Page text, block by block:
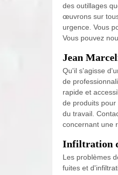
des outillages
œuvrons sur
urgence. Vous
Vous pouvez
Jean
Qu'il s'agisse
de
rapide et
de produits
du travail.
concernant une
Infiltration
Les problèmes
fuites et